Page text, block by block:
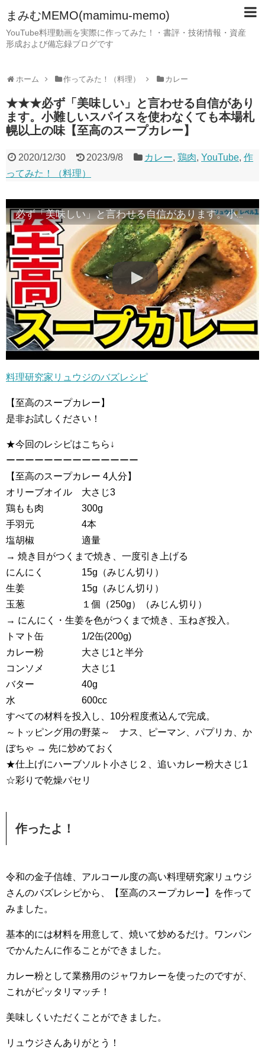
まみむMEMO(mamimu-memo)
YouTube料理動画を実際に作ってみた！・書評・技術情報・資産
形成および備忘録ブログです
ホーム 作ってみた！（料理） カレー
★★★必ず「美味しい」と言わせる自信があり
ます。小難しいスパイスを使わなくても本場札
幌以上の味【至高のスープカレー】
2020/12/30 2023/9/8 カレー,鶏肉,YouTube,作
ってみた！（料理）
必ず「美味しい」と言わせる自信があります。小難しいスパイスを使わなくても本場札幌以上の味【至高のスープカレー】
料理研究家リュウジのバズレシピ
【至高のスープカレー】
是非お試しください！
★今回のレシピはこちら↓
ーーーーーーーーーーーーーー
【至高のスープカレー 4人分】
オリーブオイル 大さじ3
鶏もも肉 300g
手羽元 4本
塩胡椒 適量
→ 焼き目がつくまで焼き、一度引き上げる
にんにく 15g（みじん切り）
生姜 15g（みじん切り）
玉葱 １個（250g）（みじん切り）
→ にんにく・生姜を色がつくまで焼き、玉ねぎ投入。
トマト缶 1/2缶(200g)
カレー粉 大さじ1と半分
コンソメ 大さじ1
バター 40g
水 600cc
すべての材料を投入し、10分程度煮込んで完成。
～トッピング用の野菜～ ナス、ピーマン、パプリカ、か
ぼちゃ → 先に炒めておく
★仕上げにハーブソルト小さじ２、追いカレー粉大さじ1
☆彩りで乾燥パセリ
作ったよ！
令和の金子信雄、アルコール度の高い料理研究家リュウジ
さんのバズレシピから、【至高のスープカレー】を作って
みました。
基本的には材料を用意して、焼いて炒めるだけ。ワンパン
でかんたんに作ることができました。
カレー粉として業務用のジャワカレーを使ったのですが、
これがピッタリマッチ！
美味しくいただくことができました。
リュウジさんありがとう！